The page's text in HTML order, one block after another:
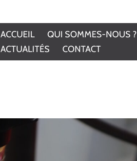
ACCUEIL QUI SOMMES-NOUS ?
ACTUALITÉS
CONTACT